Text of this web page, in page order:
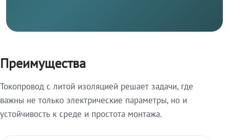
Преимущества
Токопровод с литой изоляцией решает задачи, где
важны не только электрические параметры, но и
устойчивость к среде и простота монтажа.